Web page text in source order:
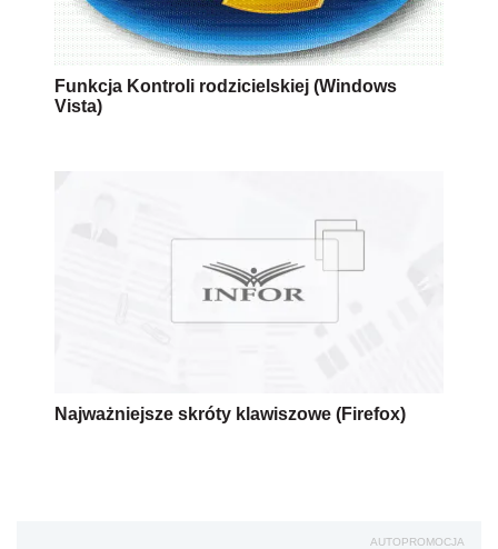
Funkcja Kontroli rodzicielskiej (Windows
Vista)
Najważniejsze skróty klawiszowe (Firefox)
AUTOPROMOCJA